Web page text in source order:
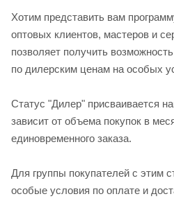
Хотим представить вам
оптовых клиентов, мастеров и
позволяет получить
по дилерским ценам на особых
Статус "Дилер" присваивается
зависит от объема покупок в
единовременного заказа.
Для группы покупателей с этим
особые условия по оплате и